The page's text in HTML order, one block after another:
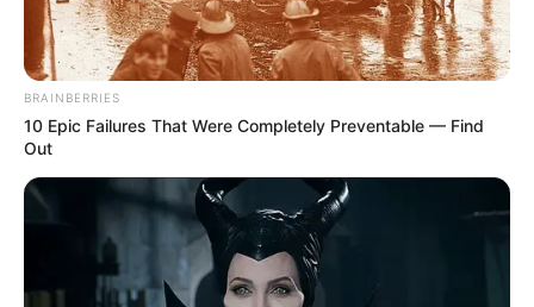
BRAINBERRIES
10 Epic Failures That Were Completely Preventable — Find
Out